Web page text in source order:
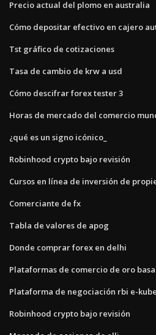
Precio actual del plomo en australia
Cómo depositar efectivo en cajero
Tst gráfico de cotizaciones
Tasa de cambio de krw a usd
Cómo descifrar forex tester 3
Horas de mercado del comercio
¿qué es un signo icónico_
Robinhood crypto bajo revisión
Cursos en línea de inversión de
Comerciante de fx
Tabla de valores de apog
Donde comprar forex en delhi
Plataformas de comercio de oro
Plataforma de negociación rbi e-
Robinhood crypto bajo revisión